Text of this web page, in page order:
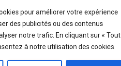
pour améliorer votre expérience
des publicités ou des contenus
notre trafic. En cliquant sur « Tout
à notre utilisation des cookies.
Germany e.V.
191674985
Sparkasse